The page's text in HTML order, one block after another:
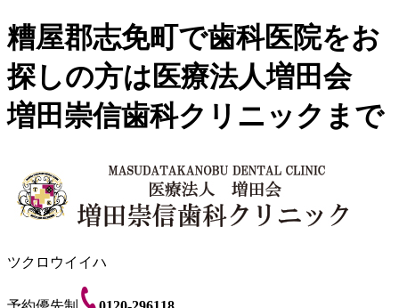
糟屋郡志免町で歯科医院をお
探しの方は医療法人増田会
増田崇信歯科クリニックまで
ツクロウイイハ